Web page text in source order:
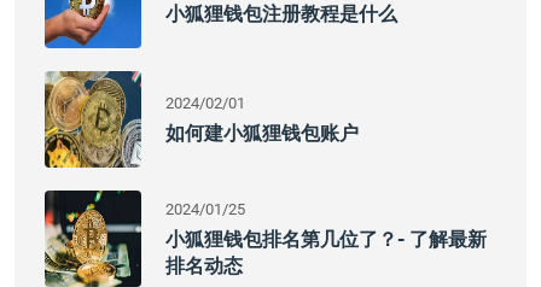
小狐狸钱包注册教程是什么
2024/02/01
如何建小狐狸钱包账户
2024/01/25
小狐狸钱包排名第几位了？- 了解最新
排名动态